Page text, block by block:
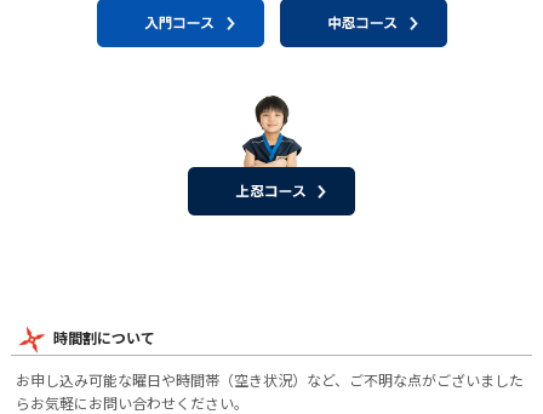
時間割について
お申し込み可能な曜日や時間帯（空き状況）など、ご不明な点がございました
らお気軽にお問い合わせください。